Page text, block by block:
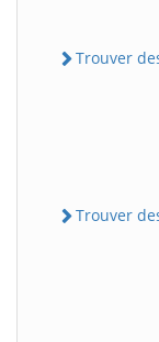
Trouver
Trouver